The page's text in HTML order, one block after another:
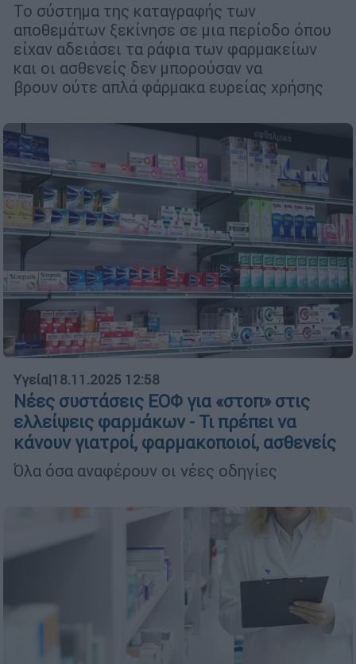
Το σύστημα της καταγραφής των
αποθεμάτων ξεκίνησε σε μια περίοδο όπου
είχαν αδειάσει τα ράφια των φαρμακείων
και οι ασθενείς δεν μπορούσαν να
βρουν ούτε απλά φάρμακα ευρείας χρήσης
Υγεία|18.11.2025 12:58
Νέες συστάσεις ΕΟΦ για «στοπ» στις
ελλείψεις φαρμάκων - Τι πρέπει να
κάνουν γιατροί, φαρμακοποιοί, ασθενείς
Όλα όσα αναφέρουν οι νέες οδηγίες